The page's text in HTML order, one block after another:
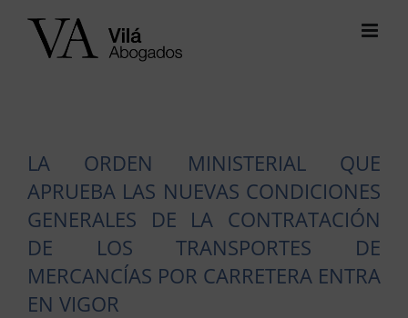
Saltar
LA ORDEN MINISTERIAL QUE
APRUEBA LAS NUEVAS CONDICIONES
GENERALES DE LA CONTRATACIÓN
DE LOS TRANSPORTES DE
MERCANCÍAS POR CARRETERA ENTRA
EN VIGOR